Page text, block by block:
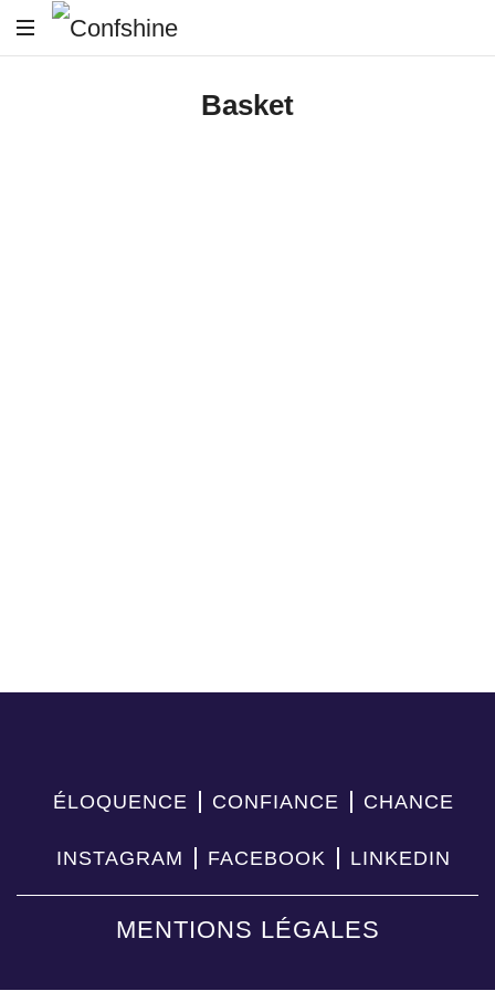
Confshine
Basket
ÉLOQUENCE CONFIANCE CHANCE
INSTAGRAM FACEBOOK LINKEDIN
MENTIONS LÉGALES